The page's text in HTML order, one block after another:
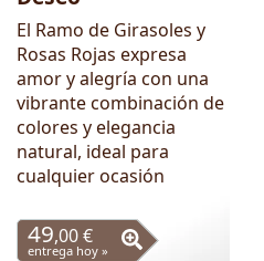
El Ramo de Girasoles y
Rosas Rojas expresa
amor y alegría con una
vibrante combinación de
colores y elegancia
natural, ideal para
cualquier ocasión
49,00 €
entrega hoy »